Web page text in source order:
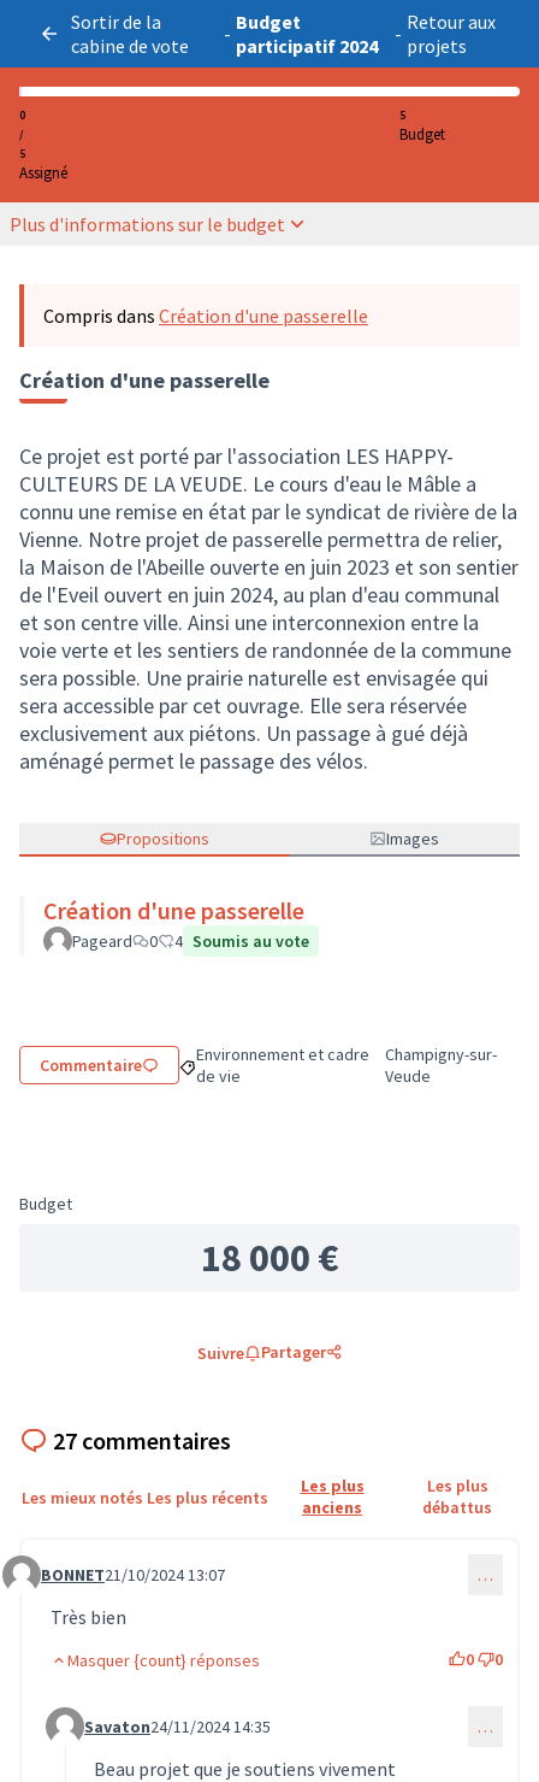
Sortir de la
cabine de vote
- Budget
participatif 2024
- Retour aux
projets
0
/
5
Assigné
5
Budget
Plus d'informations sur le budget
Compris dans Création d'une passerelle
Création d'une passerelle
Ce projet est porté par l'association LES HAPPY-
CULTEURS DE LA VEUDE. Le cours d'eau le Mâble a
connu une remise en état par le syndicat de rivière de la
Vienne. Notre projet de passerelle permettra de relier,
la Maison de l'Abeille ouverte en juin 2023 et son sentier
de l'Eveil ouvert en juin 2024, au plan d'eau communal
et son centre ville. Ainsi une interconnexion entre la
voie verte et les sentiers de randonnée de la commune
sera possible. Une prairie naturelle est envisagée qui
sera accessible par cet ouvrage. Elle sera réservée
exclusivement aux piétons. Un passage à gué déjà
aménagé permet le passage des vélos.
Propositions Images
Création d'une passerelle
Pageard 0 4 Soumis au vote
Commentaire Filtrer les résultats de la catégorie :
Environnement et cadre
de vie
Filtrer les résultats
Champigny-sur-
Veude
Budget
18 000 €
Suivre Partager
27 commentaires
Les mieux notés Les plus récents
Les plus
anciens
Les plus
débattus
Commentaire 766
BONNET21/10/2024 13:07 …
Très bien
Masquer {count} réponses 0 0
Commentaire 1300 (réponse au commentaire 766)
Savaton24/11/2024 14:35 …
Beau projet que je soutiens vivement